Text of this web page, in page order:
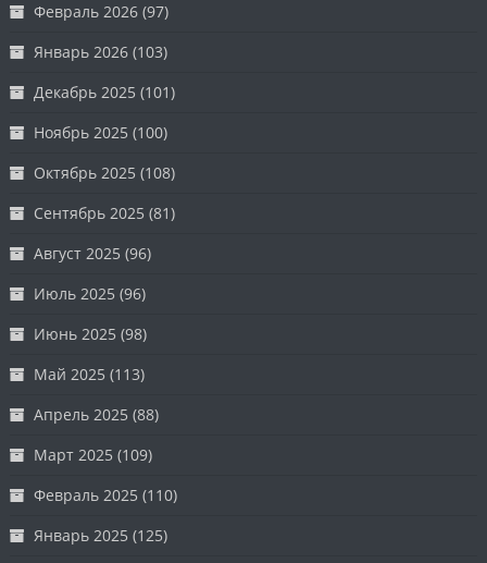
Февраль 2026 (97)
Январь 2026 (103)
Декабрь 2025 (101)
Ноябрь 2025 (100)
Октябрь 2025 (108)
Сентябрь 2025 (81)
Август 2025 (96)
Июль 2025 (96)
Июнь 2025 (98)
Май 2025 (113)
Апрель 2025 (88)
Март 2025 (109)
Февраль 2025 (110)
Январь 2025 (125)